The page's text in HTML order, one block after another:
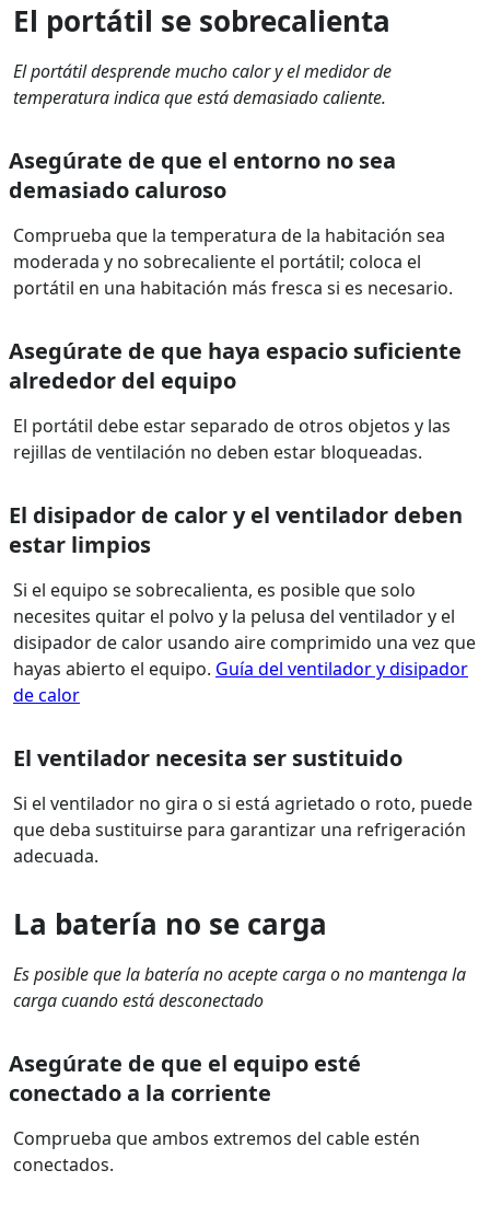
El portátil se sobrecalienta
El portátil desprende mucho calor y el medidor de
temperatura indica que está demasiado caliente.
Asegúrate de que el entorno no sea
demasiado caluroso
Comprueba que la temperatura de la habitación sea
moderada y no sobrecaliente el portátil; coloca el
portátil en una habitación más fresca si es necesario.
Asegúrate de que haya espacio suficiente
alrededor del equipo
El portátil debe estar separado de otros objetos y las
rejillas de ventilación no deben estar bloqueadas.
El disipador de calor y el ventilador deben
estar limpios
Si el equipo se sobrecalienta, es posible que solo
necesites quitar el polvo y la pelusa del ventilador y el
disipador de calor usando aire comprimido una vez que
hayas abierto el equipo. Guía del ventilador y disipador
de calor
El ventilador necesita ser sustituido
Si el ventilador no gira o si está agrietado o roto, puede
que deba sustituirse para garantizar una refrigeración
adecuada.
La batería no se carga
Es posible que la batería no acepte carga o no mantenga la
carga cuando está desconectado
Asegúrate de que el equipo esté
conectado a la corriente
Comprueba que ambos extremos del cable estén
conectados.